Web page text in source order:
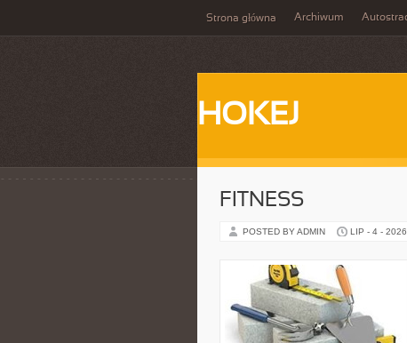
Strona główna Archiwum
HOKEJ
FITNESS
POSTED BY ADMIN LIP - 4 - 2026